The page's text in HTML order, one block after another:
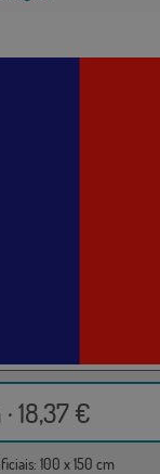
18,37 €
100 x 150 cm